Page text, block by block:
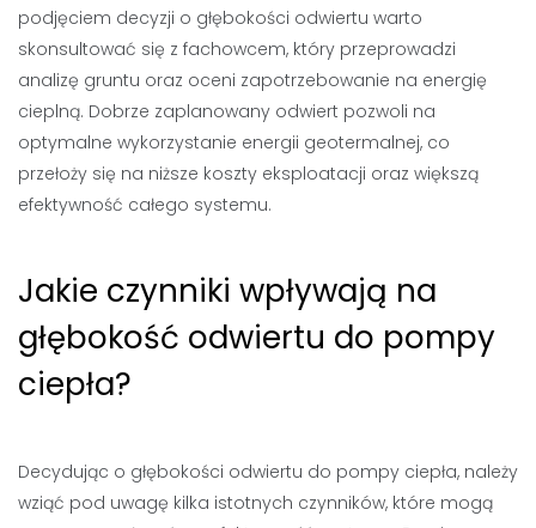
podjęciem decyzji o głębokości odwiertu warto
skonsultować się z fachowcem, który przeprowadzi
analizę gruntu oraz oceni zapotrzebowanie na energię
cieplną. Dobrze zaplanowany odwiert pozwoli na
optymalne wykorzystanie energii geotermalnej, co
przełoży się na niższe koszty eksploatacji oraz większą
efektywność całego systemu.
Jakie czynniki wpływają na
głębokość odwiertu do pompy
ciepła?
Decydując o głębokości odwiertu do pompy ciepła, należy
wziąć pod uwagę kilka istotnych czynników, które mogą